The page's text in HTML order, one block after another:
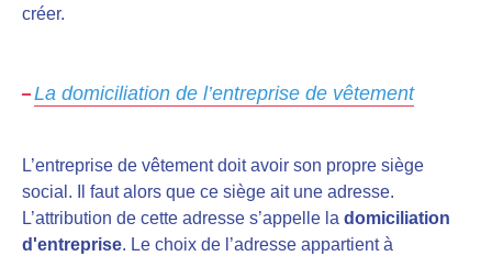
créer.
La domiciliation de l’entreprise de vêtement
L’entreprise de vêtement doit avoir son propre siège
social. Il faut alors que ce siège ait une adresse.
L’attribution de cette adresse s’appelle la domiciliation
d'entreprise. Le choix de l’adresse appartient à